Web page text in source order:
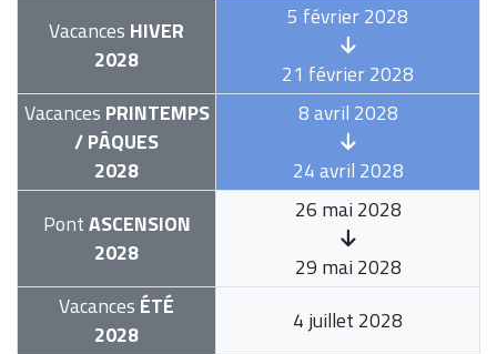
Vacances HIVER
2028
5 février 2028
21 février 2028
Vacances PRINTEMPS
/ PÂQUES
2028
8 avril 2028
24 avril 2028
PontASCENSION
2028
26 mai 2028
29 mai 2028
Vacances ÉTÉ
2028
4 juillet 2028